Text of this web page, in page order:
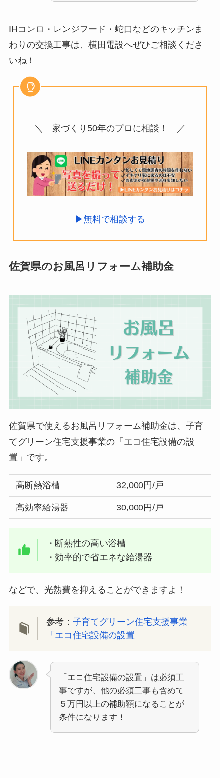
IHコンロ・レンジフード・蛇口などのキッチンま
わりの交換工事は、横田電設へぜひご相談くださ
いね！
＼ 家づくり50年のプロに相談！ ／
▶︎無料で相談する
佐賀県のお風呂リフォーム補助金
佐賀県で使えるお風呂リフォーム補助金は、子育
てグリーン住宅支援事業の「エコ住宅設備の設
置」です。
高断熱浴槽 32,000円/戸
高効率給湯器 30,000円/戸
・断熱性の高い浴槽
・効率的で省エネな給湯器
などで、光熱費を抑えることができますよ！
参考：子育てグリーン住宅支援事業
「エコ住宅設備の設置」
「エコ住宅設備の設置」は必須工
事ですが、他の必須工事も含めて
５万円以上の補助額になることが
条件になります！